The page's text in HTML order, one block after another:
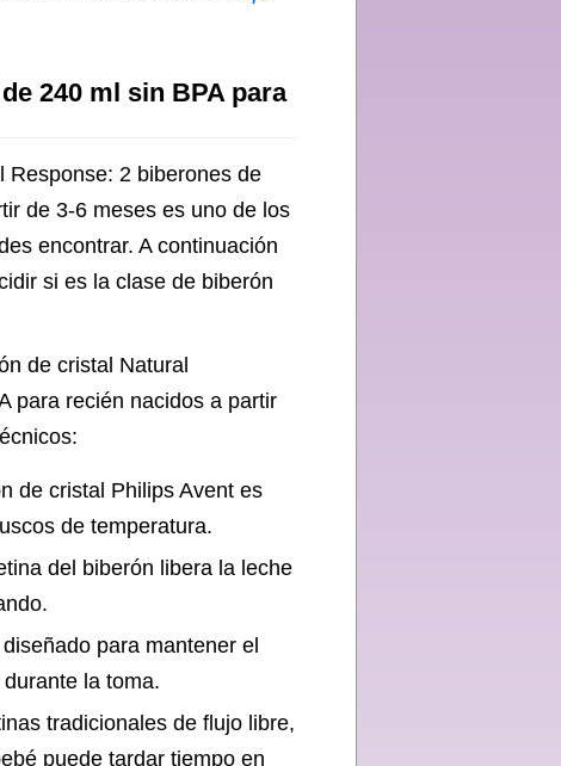
240 ml sin BPA para
Response: 2 biberones de
de 3-6 meses es uno de los
encontrar. A continuación
si es la clase de biberón
de cristal Natural
para recién nacidos a partir
de cristal Philips Avent es
de temperatura.
del biberón libera la leche
para mantener el
la toma.
tradicionales de flujo libre,
puede tardar tiempo en